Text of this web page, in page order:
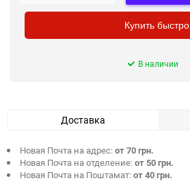
Купить быстро
В наличии
Доставка
Новая Почта на адрес:от 70 грн.
Новая Почта на отделение:от 50 грн.
Новая Почта на Поштамат:от 40 грн.